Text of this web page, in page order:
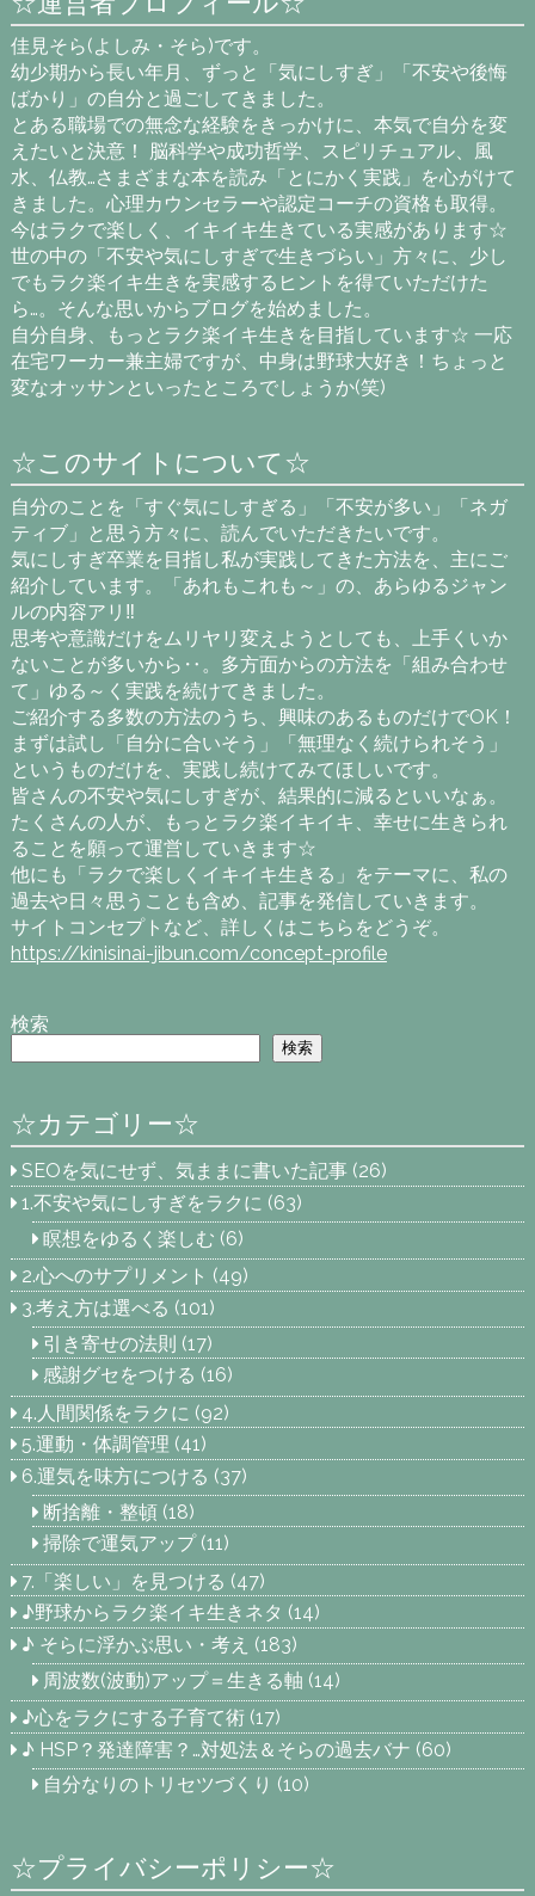
佳見そら(よしみ・そら)です。
幼少期から長い年月、ずっと「気にしすぎ」「不安や後悔
ばかり」の自分と過ごしてきました。
とある職場での無念な経験をきっかけに、本気で自分を変
えたいと決意！ 脳科学や成功哲学、スピリチュアル、風
水、仏教…さまざまな本を読み「とにかく実践」を心がけて
きました。心理カウンセラーや認定コーチの資格も取得。
今はラクで楽しく、イキイキ生きている実感があります☆
世の中の「不安や気にしすぎで生きづらい」方々に、少し
でもラク楽イキ生きを実感するヒントを得ていただけた
ら…。そんな思いからブログを始めました。
自分自身、もっとラク楽イキ生きを目指しています☆ 一応
在宅ワーカー兼主婦ですが、中身は野球大好き！ちょっと
変なオッサンといったところでしょうか(笑)
☆このサイトについて☆
自分のことを「すぐ気にしすぎる」「不安が多い」「ネガ
ティブ」と思う方々に、読んでいただきたいです。
気にしすぎ卒業を目指し私が実践してきた方法を、主にご
紹介しています。「あれもこれも～」の、あらゆるジャン
ルの内容アリ‼
思考や意識だけをムリヤリ変えようとしても、上手くいか
ないことが多いから‥。多方面からの方法を「組み合わせ
て」ゆる～く実践を続けてきました。
ご紹介する多数の方法のうち、興味のあるものだけでOK！
まずは試し「自分に合いそう」「無理なく続けられそう」
というものだけを、実践し続けてみてほしいです。
皆さんの不安や気にしすぎが、結果的に減るといいなぁ。
たくさんの人が、もっとラク楽イキイキ、幸せに生きられ
ることを願って運営していきます☆
他にも「ラクで楽しくイキイキ生きる」をテーマに、私の
過去や日々思うことも含め、記事を発信していきます。
サイトコンセプトなど、詳しくはこちらをどうぞ。
https://kinisinai-jibun.com/concept-profile
検索
検索
☆カテゴリー☆
SEOを気にせず、気ままに書いた記事 (26)
1.不安や気にしすぎをラクに (63)
瞑想をゆるく楽しむ (6)
2.心へのサプリメント (49)
3.考え方は選べる (101)
引き寄せの法則 (17)
感謝グセをつける (16)
4.人間関係をラクに (92)
5.運動・体調管理 (41)
6.運気を味方につける (37)
断捨離・整頓(18)
掃除で運気アップ(11)
7.「楽しい」を見つける (47)
♪野球からラク楽イキ生きネタ (14)
♪ そらに浮かぶ思い・考え (183)
周波数(波動)アップ＝生きる軸 (14)
♪心をラクにする子育て術 (17)
♪ HSP？発達障害？…対処法＆そらの過去バナ (60)
自分なりのトリセツづくり (10)
☆プライバシーポリシー☆